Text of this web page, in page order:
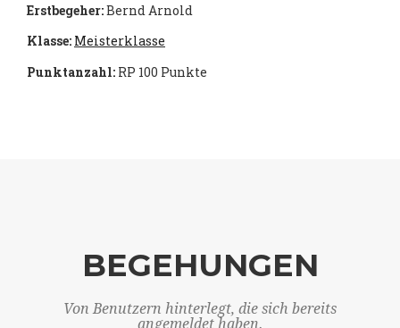
Erstbegeher:Bernd Arnold
Klasse: Meisterklasse
Punktanzahl: RP 100 Punkte
BEGEHUNGEN
Von Benutzern hinterlegt, die sich bereits
angemeldet haben.